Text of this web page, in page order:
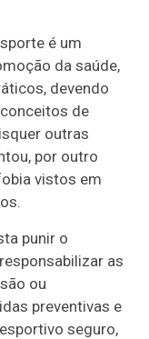
é um
da saúde,
devendo
de
outras
por outro
vistos em
punir o
as
ou
preventivas e
seguro,